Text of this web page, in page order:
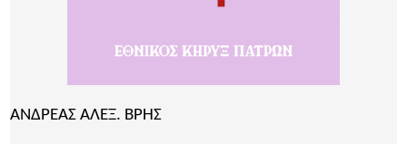
ΑΝΔΡΕΑΣ ΑΛΕΞ. ΒΡΗΣ